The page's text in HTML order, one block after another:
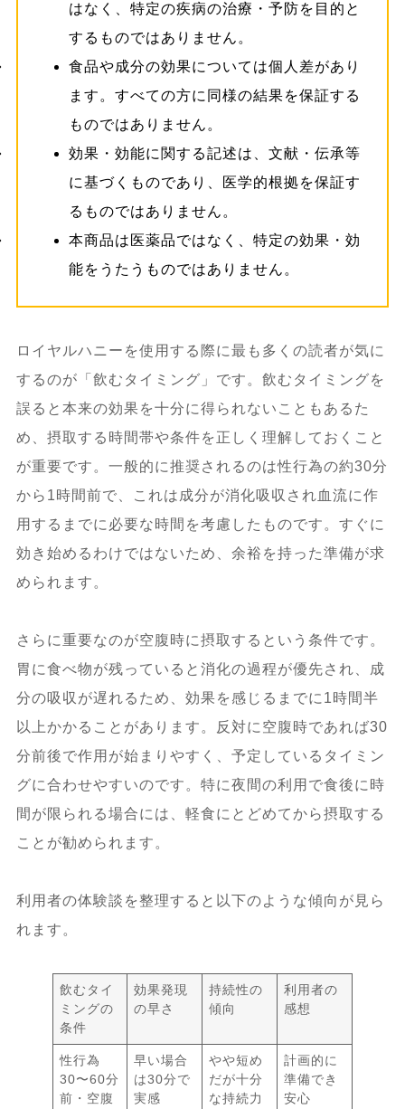
はなく、特定の疾病の治療・予防を目的と
するものではありません。
食品や成分の効果については個人差があり
ます。すべての方に同様の結果を保証する
ものではありません。
効果・効能に関する記述は、文献・伝承等
に基づくものであり、医学的根拠を保証す
るものではありません。
本商品は医薬品ではなく、特定の効果・効
能をうたうものではありません。
ロイヤルハニーを使用する際に最も多くの読者が気に
するのが「飲むタイミング」です。飲むタイミングを
誤ると本来の効果を十分に得られないこともあるた
め、摂取する時間帯や条件を正しく理解しておくこと
が重要です。一般的に推奨されるのは性行為の約30分
から1時間前で、これは成分が消化吸収され血流に作
用するまでに必要な時間を考慮したものです。すぐに
効き始めるわけではないため、余裕を持った準備が求
められます。
さらに重要なのが空腹時に摂取するという条件です。
胃に食べ物が残っていると消化の過程が優先され、成
分の吸収が遅れるため、効果を感じるまでに1時間半
以上かかることがあります。反対に空腹時であれば30
分前後で作用が始まりやすく、予定しているタイミン
グに合わせやすいのです。特に夜間の利用で食後に時
間が限られる場合には、軽食にとどめてから摂取する
ことが勧められます。
利用者の体験談を整理すると以下のような傾向が見ら
れます。
飲むタイ
ミングの
条件
効果発現
の早さ
持続性の
傾向
利用者の
感想
性行為
30〜60分
前・空腹
早い場合
は30分で
実感
やや短め
だが十分
な持続力
計画的に
準備でき
安心